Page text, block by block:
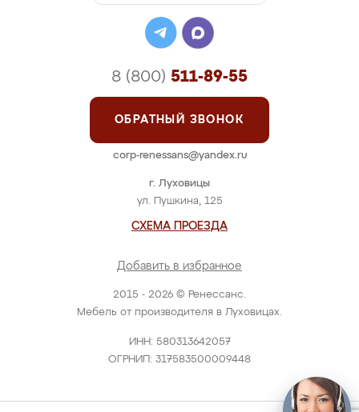
2015 - 2026 © Ренессанс.
Мебель от производителя в Луховицах.
ИНН: 580313642057
ОГРНИП: 317583500009448
г. Луховицы
ул. Пушкина, 125
СХЕМА ПРОЕЗДА
Добавить в избранное
8 (800) 511-89-55
ОБРАТНЫЙ ЗВОНОК
corp-renessans@yandex.ru